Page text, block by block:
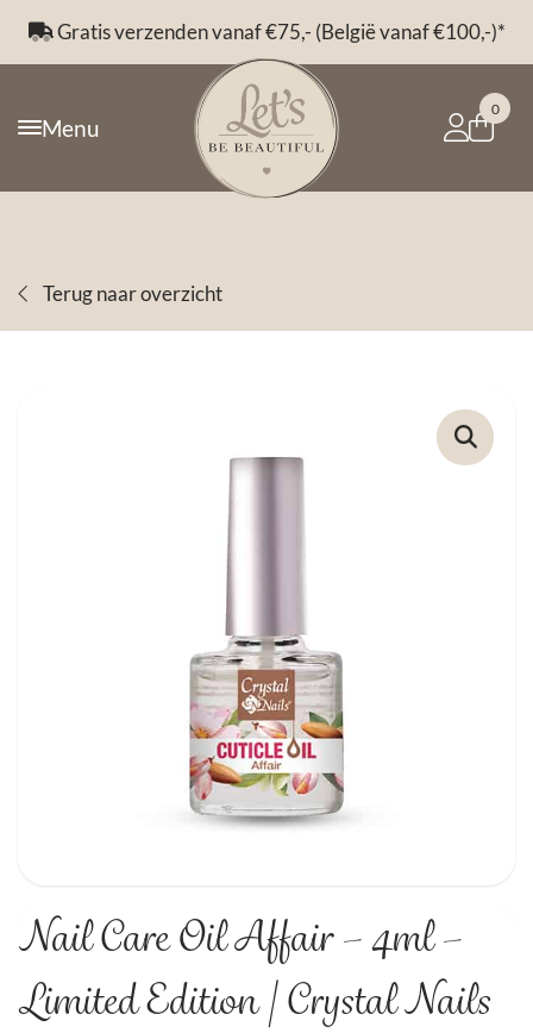
Gratis verzenden vanaf €75,- (België vanaf €100,-)*
Menu
0
Terug naar overzicht
Nail Care Oil Affair – 4ml –
Limited Edition | Crystal Nails